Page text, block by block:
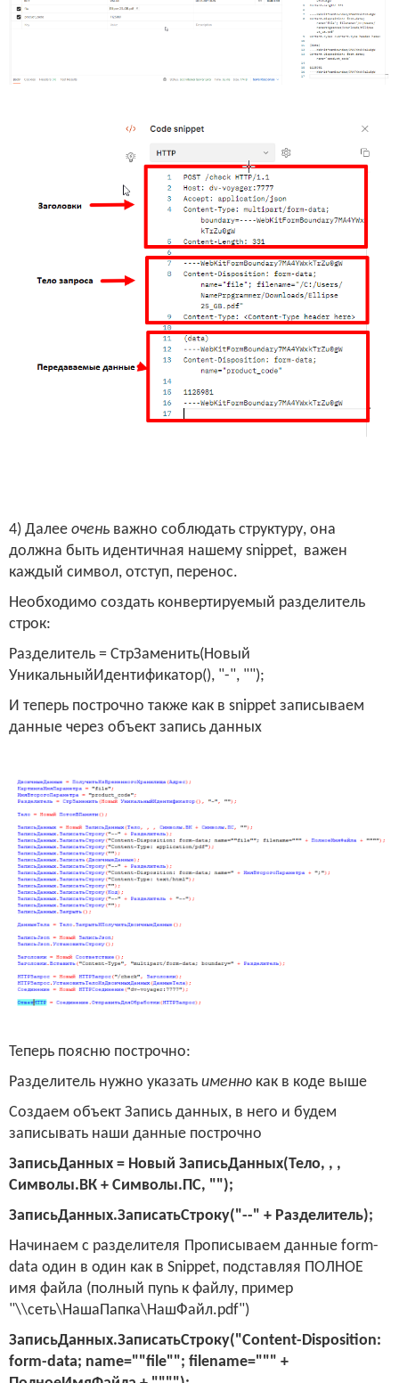
4) Далее очень важно соблюдать структуру, она
должна быть идентичная нашему snippet, важен
каждый символ, отступ, перенос.
Необходимо создать конвертируемый разделитель
строк:
Разделитель = СтрЗаменить(Новый
УникальныйИдентификатор(), "-", "");
И теперь построчно также как в snippet записываем
данные через объект запись данных
Теперь поясню построчно:
Разделитель нужно указать именно как в коде выше
Создаем объект Запись данных, в него и будем
записывать наши данные построчно
ЗаписьДанных = Новый ЗаписьДанных(Тело, , ,
Символы.ВК + Символы.ПС, "");
ЗаписьДанных.ЗаписатьСтроку("--" + Разделитель);
Начинаем с разделителя Прописываем данные form-
data один в один как в Snippet, подставляя ПОЛНОЕ
имя файла (полный пуnь к файлу, пример
"\\сеть\НашаПапка\НашФайл.pdf")
ЗаписьДанных.ЗаписатьСтроку("Content- Disposition:
form-data; name=""file""; filename=""" +